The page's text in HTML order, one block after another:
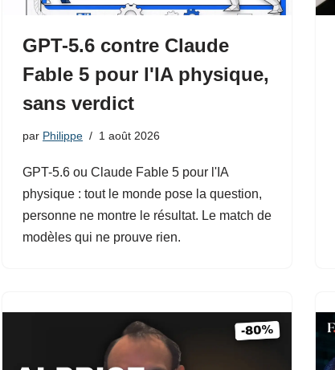
GPT-5.6 contre Claude
Fable 5 pour l'IA physique,
sans verdict
par Philippe 1 août 2026
GPT-5.6 ou Claude Fable 5 pour l'IA
physique : tout le monde pose la question,
personne ne montre le résultat. Le match de
modèles qui ne prouve rien.